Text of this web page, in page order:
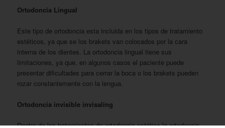
Ortodoncia Lingual
Este tipo de ortodoncia esta incluida en los tipos de tratamiento
estéticos, ya que se los brakets van colocados por la cara
interna de los dientes. La ortodoncia lingual tiene sus
limitaciones, ya que, en algunos casos el paciente puede
presentar dificultades para cerrar la boca o los brakets pueden
rozar constantemente con la lengua.
Ortodoncia invisible invisaling
Dentro de los tratamientos de ortodoncia estética la ortodoncia